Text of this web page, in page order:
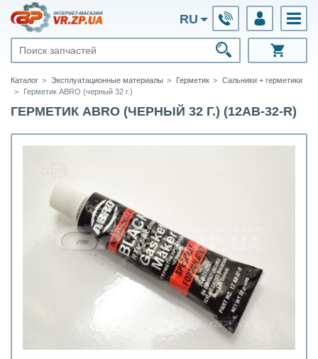
RU
Каталог Эксплуатационные материалы Герметик
Сальники + герметики
Герметик ABRO (черный 32 г.)
ГЕРМЕТИК ABRO (ЧЕРНЫЙ 32 Г.) (12AB-32-R)